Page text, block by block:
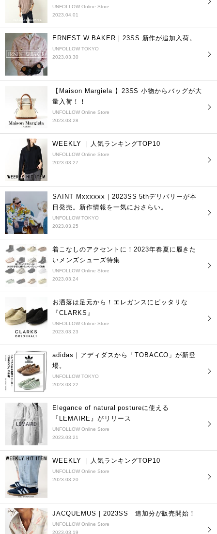
UNFOLLOW Online Store
2023.04.01
ERNEST W.BAKER｜23SS 新作が追加入荷。
UNFOLLOW TOKYO
2023.03.30
【Maison Margiela 】23SS 小物からバッグが大
量入荷！！
UNFOLLOW Online Store
2023.03.28
WEEKLY ｜人気ランキングTOP10
UNFOLLOW Online Store
2023.03.27
SAINT Mxxxxxx｜2023SS 5thデリバリーが本
日発売。新作情報を一気におさらい。
UNFOLLOW TOKYO
2023.03.25
着こなしのアクセントに！2023年春夏に履きた
いメンズシューズ特集
UNFOLLOW Online Store
2023.03.24
お洒落は足元から！エレガンスにピッタリな
『CLARKS』
UNFOLLOW Online Store
2023.03.23
adidas｜アディダスから「TOBACCO」が新登
場。
UNFOLLOW TOKYO
2023.03.22
Elegance of natural postureに使える
『LEMAIRE』がリリース
UNFOLLOW Online Store
2023.03.21
WEEKLY ｜人気ランキングTOP10
UNFOLLOW Online Store
2023.03.20
JACQUEMUS｜2023SS 追加分が販売開始！
UNFOLLOW Online Store
2023.03.19